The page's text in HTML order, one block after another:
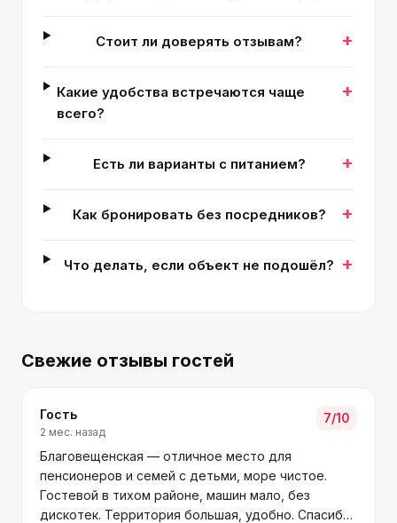
Стоит ли доверять отзывам? +
Какие удобства встречаются чаще
всего?
+
Есть ли варианты с питанием? +
Как бронировать без посредников? +
Что делать, если объект не подошёл? +
Свежие отзывы гостей
Гость
2 мес. назад
7/10
Благовещенская — отличное место для
пенсионеров и семей с детьми, море чистое.
Гостевой в тихом районе, машин мало, без
дискотек. Территория большая, удобно. Спасибо